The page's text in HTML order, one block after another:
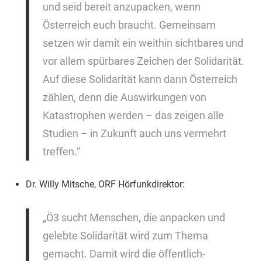
und seid bereit anzupacken, wenn
Österreich euch braucht. Gemeinsam
setzen wir damit ein weithin sichtbares und
vor allem spürbares Zeichen der Solidarität.
Auf diese Solidarität kann dann Österreich
zählen, denn die Auswirkungen von
Katastrophen werden – das zeigen alle
Studien – in Zukunft auch uns vermehrt
treffen.“
Dr. Willy Mitsche, ORF Hörfunkdirektor:
„Ö3 sucht Menschen, die anpacken und
gelebte Solidarität wird zum Thema
gemacht. Damit wird die öffentlich-